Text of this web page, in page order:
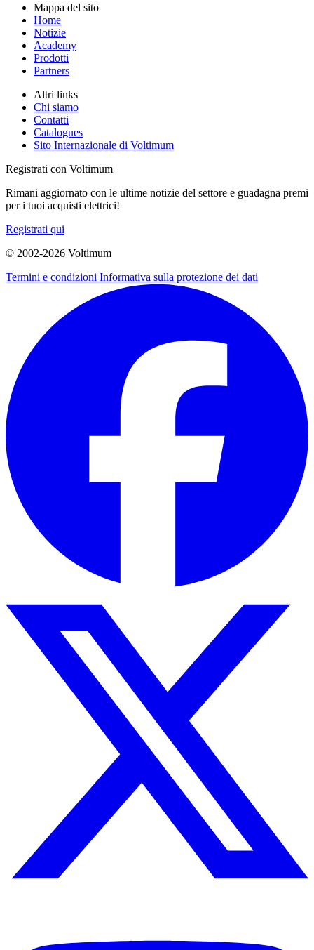
Mappa del sito
Home
Notizie
Academy
Prodotti
Partners
Altri links
Chi siamo
Contatti
Catalogues
Sito Internazionale di Voltimum
Registrati con Voltimum
Rimani aggiornato con le ultime notizie del settore e guadagna premi
per i tuoi acquisti elettrici!
Registrati qui
© 2002-2026 Voltimum
Termini e condizioni Informativa sulla protezione dei dati